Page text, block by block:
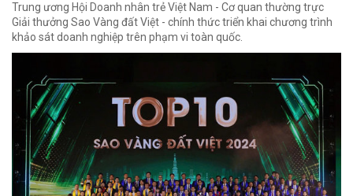
Trung ương Hội Doanh nhân trẻ Việt Nam - Cơ quan thường trực
Giải thưởng Sao Vàng đất Việt - chính thức triển khai chương trình
khảo sát doanh nghiệp trên phạm vi toàn quốc.